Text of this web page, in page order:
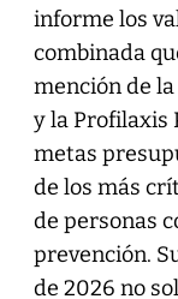
informe los
combinada
mención de
y la Profilaxis
metas
de los más
de personas
prevención.
de 2026 no